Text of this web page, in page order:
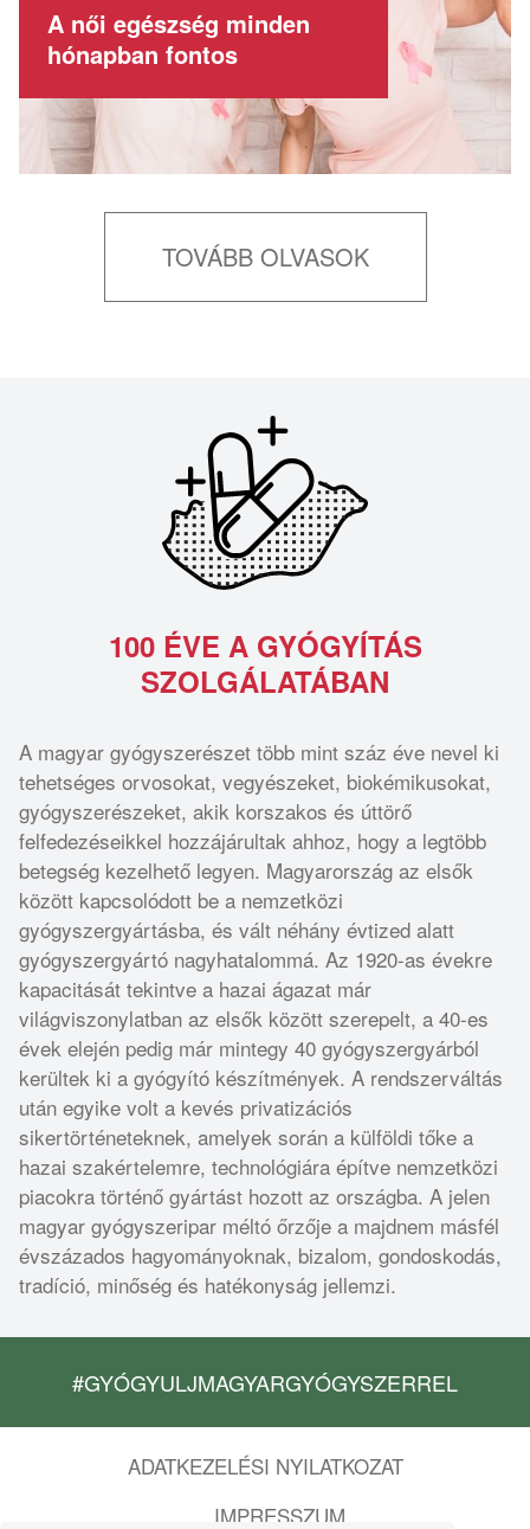
A női egészség minden
hónapban fontos
TOVÁBB OLVASOK
100 ÉVE A GYÓGYÍTÁS
SZOLGÁLATÁBAN
A magyar gyógyszerészet több mint száz éve nevel ki
tehetséges orvosokat, vegyészeket, biokémikusokat,
gyógyszerészeket, akik korszakos és úttörő
felfedezéseikkel hozzájárultak ahhoz, hogy a legtöbb
betegség kezelhető legyen. Magyarország az elsők
között kapcsolódott be a nemzetközi
gyógyszergyártásba, és vált néhány évtized alatt
gyógyszergyártó nagyhatalommá. Az 1920-as évekre
kapacitását tekintve a hazai ágazat már
világviszonylatban az elsők között szerepelt, a 40-es
évek elején pedig már mintegy 40 gyógyszergyárból
kerültek ki a gyógyító készítmények. A rendszerváltás
után egyike volt a kevés privatizációs
sikertörténeteknek, amelyek során a külföldi tőke a
hazai szakértelemre, technológiára építve nemzetközi
piacokra történő gyártást hozott az országba. A jelen
magyar gyógyszeripar méltó őrzője a majdnem másfél
évszázados hagyományoknak, bizalom, gondoskodás,
tradíció, minőség és hatékonyság jellemzi.
#GYÓGYULJMAGYARGYÓGYSZERREL
ADATKEZELÉSI NYILATKOZAT
IMPRESSZUM